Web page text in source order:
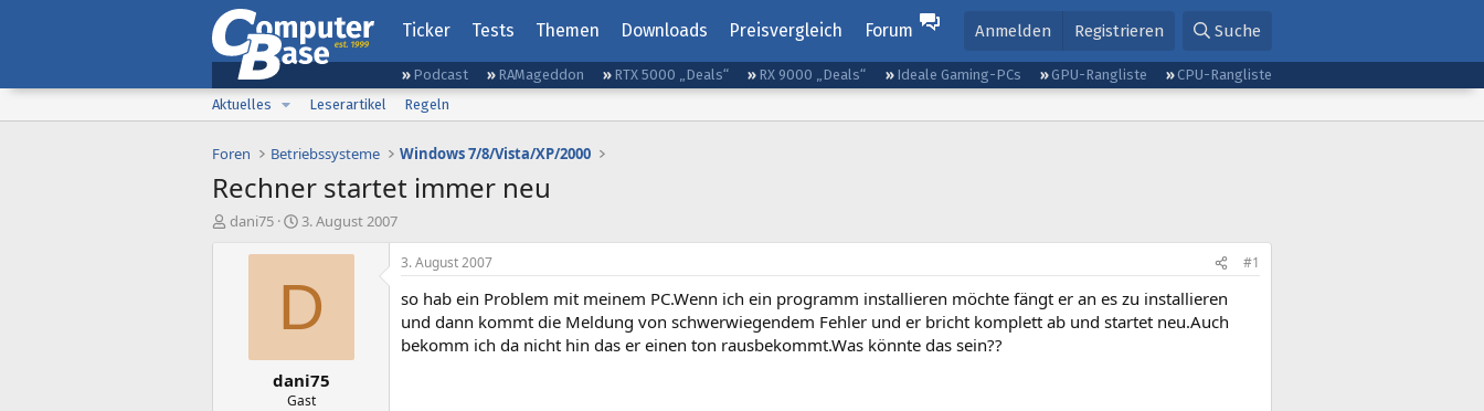
Ticker Tests Themen Downloads Preisvergleich Forum Anmelden Registrieren Suche
Podcast RAMageddon RTX 5000 „Deals“ RX 9000 „Deals“ Ideale Gaming-PCs GPU-Rangliste
CPU-Rangliste
Aktuelles
Leserartikel Regeln
Foren Betriebssysteme Windows 7/8/Vista/XP/2000
Rechner startet immer neu
E
dani75
E
s
l
t
a
m
3. August 2007
D
dani75
Gast
3. August 2007 #1
so hab ein Problem mit meinem PC.Wenn ich ein programm installieren möchte fängt er an es zu installieren
und dann kommt die Meldung von schwerwiegendem Fehler und er bricht komplett ab und startet neu.Auch
bekomm ich da nicht hin das er einen ton rausbekommt.Was könnte das sein??